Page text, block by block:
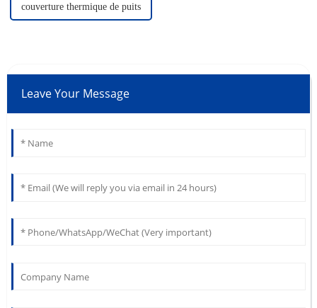
couverture thermique de puits
Leave Your Message